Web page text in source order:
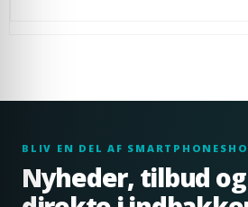
BLIV EN DEL AF
Nyheder, tilbud